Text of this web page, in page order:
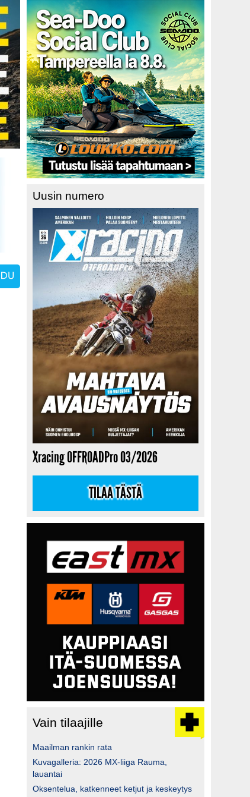
Uusin numero
Xracing OFFROADPro 03/2026
TILAA TÄSTÄ
Vain tilaajille
Maailman rankin rata
Kuvagalleria: 2026 MX-liiga Rauma,
lauantai
Oksentelua, katkenneet ketjut ja keskeytys